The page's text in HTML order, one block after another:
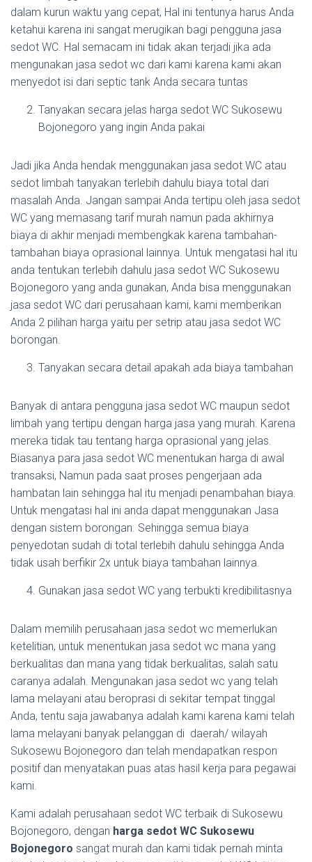
dalam kurun waktu yang cepat, Hal ini tentunya harus Anda
ketahui karena ini sangat merugikan bagi pengguna jasa
sedot WC. Hal semacam ini tidak akan terjadi jika ada
mengunakan jasa sedot wc dari kami karena kami akan
menyedot isi dari septic tank Anda secara tuntas
Tanyakan secara jelas harga sedot WC Sukosewu
Bojonegoro yang ingin Anda pakai
Jadi jika Anda hendak menggunakan jasa sedot WC atau
sedot limbah tanyakan terlebih dahulu biaya total dari
masalah Anda. Jangan sampai Anda tertipu oleh jasa sedot
WC yang memasang tarif murah namun pada akhirnya
biaya di akhir menjadi membengkak karena tambahan-
tambahan biaya oprasional lainnya. Untuk mengatasi hal itu
anda tentukan terlebih dahulu jasa sedot WC Sukosewu
Bojonegoro yang anda gunakan, Anda bisa menggunakan
jasa sedot WC dari perusahaan kami, kami memberikan
Anda 2 pilihan harga yaitu per setrip atau jasa sedot WC
borongan.
Tanyakan secara detail apakah ada biaya tambahan
Banyak di antara pengguna jasa sedot WC maupun sedot
limbah yang tertipu dengan harga jasa yang murah. Karena
mereka tidak tau tentang harga oprasional yang jelas.
Biasanya para jasa sedot WC menentukan harga di awal
transaksi, Namun pada saat proses pengerjaan ada
hambatan lain sehingga hal itu menjadi penambahan biaya.
Untuk mengatasi hal ini anda dapat menggunakan Jasa
dengan sistem borongan. Sehingga semua biaya
penyedotan sudah di total terlebih dahulu sehingga Anda
tidak usah berfikir 2x untuk biaya tambahan lainnya.
Gunakan jasa sedot WC yang terbukti kredibilitasnya
Dalam memilih perusahaan jasa sedot wc memerlukan
ketelitian, untuk menentukan jasa sedot wc mana yang
berkualitas dan mana yang tidak berkualitas, salah satu
caranya adalah. Mengunakan jasa sedot wc yang telah
lama melayani atau beroprasi di sekitar tempat tinggal
Anda, tentu saja jawabanya adalah kami karena kami telah
lama melayani banyak pelanggan di daerah/ wilayah
Sukosewu Bojonegoro dan telah mendapatkan respon
positif dan menyatakan puas atas hasil kerja para pegawai
kami.
Kami adalah perusahaan sedot WC terbaik di Sukosewu
Bojonegoro, dengan harga sedot WC Sukosewu
Bojonegoro sangat murah dan kami tidak pernah minta